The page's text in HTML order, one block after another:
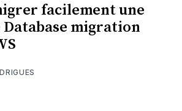
facilement une
Database migration